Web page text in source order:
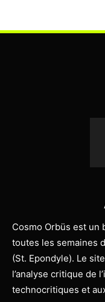
Cosmo Orbüs est un
toutes les semaines
(St. Epondyle). Le
l’analyse critique de
technocritiques et